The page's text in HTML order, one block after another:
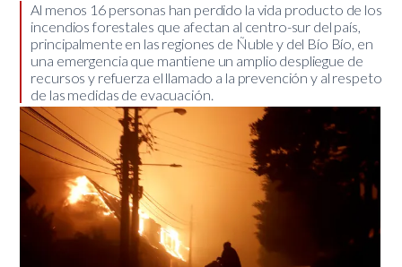
Al menos 16 personas han perdido la vida producto de los
incendios forestales que afectan al centro-sur del país,
principalmente en las regiones de Ñuble y del Bío Bío, en
una emergencia que mantiene un amplio despliegue de
recursos y refuerza el llamado a la prevención y al respeto
de las medidas de evacuación.